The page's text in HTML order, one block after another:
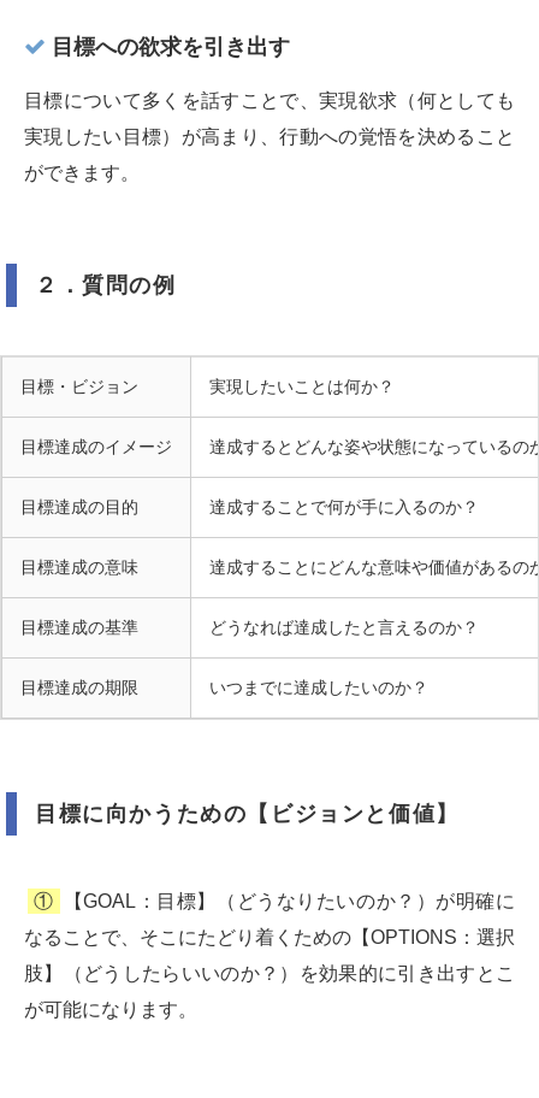
目標への欲求を引き出す
目標について多くを話すことで、実現欲求（何としても
実現したい目標）が高まり、行動への覚悟を決めること
ができます。
２．質問の例
目標・ビジョン 実現したいことは何か？
目標達成のイメージ 達成するとどんな姿や状態になっているの
目標達成の目的 達成することで何が手に入るのか？
目標達成の意味 達成することにどんな意味や価値があるの
目標達成の基準 どうなれば達成したと言えるのか？
目標達成の期限 いつまでに達成したいのか？
目標に向かうための【ビジョンと価値】
①
【GOAL：目標】（どうなりたいのか？）が明確に
なることで、そこにたどり着くための【OPTIONS：選択
肢】（どうしたらいいのか？）を効果的に引き出すとこ
が可能になります。